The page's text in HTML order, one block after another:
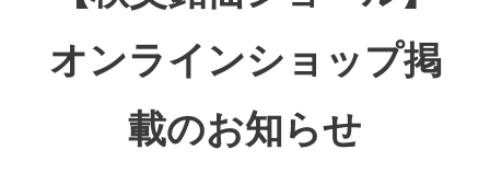
オンラインショップ掲
載のお知らせ